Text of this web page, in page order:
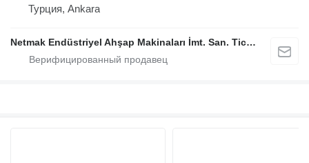
Турция, Ankara
Netmak Endüstriyel Ahşap Makinaları İmt. San. Tic. A.Ş.